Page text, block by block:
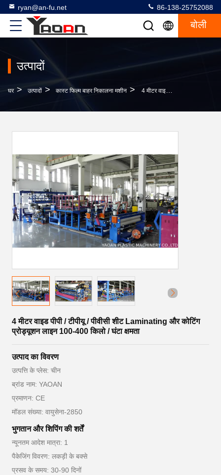
ryan@an-fu.net 86-138-25752088
बोली
उत्पादों
घर > उत्पादों > कास्ट फिल्म बाहर निकालना मशीन > 4 मीटर वाइड पीपी / टीपीयू / पीवीसी शीट Laminating और कोटिंग प्रोड्यूशन लाइन 100-400 किलो / घंटा क्षमता
4 मीटर वाइड पीपी / टीपीयू / पीवीसी शीट Laminating और कोटिंग
प्रोड्यूशन लाइन 100-400 किलो / घंटा क्षमता
उत्पाद का विवरण
उत्पत्ति के प्लेस: चीन
ब्रांड नाम: YAOAN
प्रमाणन: CE
मॉडल संख्या: वायुसेना-2850
भुगतान और शिपिंग की शर्तें
न्यूनतम आदेश मात्रा: 1
पैकेजिंग विवरण: लकड़ी के बक्से
प्रसव के समय: 30-90 दिनों